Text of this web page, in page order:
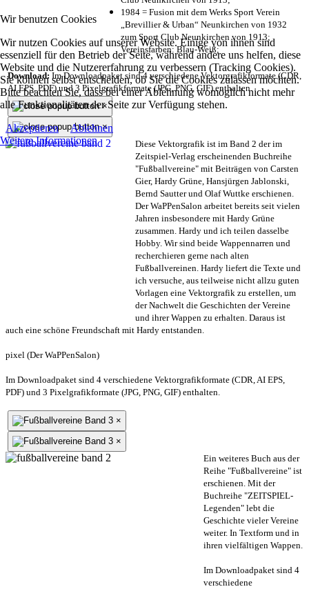
Wir benutzen Cookies
Wir nutzen Cookies auf unserer Website. Einige von ihnen sind
essenziell für den Betrieb der Seite, während andere uns helfen, diese
Website und die Nutzererfahrung zu verbessern (Tracking Cookies).
Sie können selbst entscheiden, ob Sie die Cookies zulassen möchten.
Bitte beachten Sie, dass bei einer Ablehnung womöglich nicht mehr
alle Funktionalitäten der Seite zur Verfügung stehen.
Akzeptieren
Ablehnen
Weitere Informationen
1984 = Fusion mit dem Werks Sport Verein
„Brevillier & Urban“ Neunkirchen von 1932
zum Sport Club Neunkirchen von 1913;
Vereinsfarben: Blau-Weiß;
Download: Im Downloadpaket sind 4 verschiedene Vektorgrafikformate (CDR,
AI EPS, PDF) und 3 Pixelgrafikformate (JPG, PNG, GIF) enthalten.
×
×
Diese Vektorgrafik ist im Band 2 der im
Zeitspiel-Verlag erscheinenden Buchreihe
"Fußballvereine" mit Beiträgen von Carsten
Gier, Hardy Grüne, Hansjürgen Jablonski,
Bernd Sautter und Olaf Wuttke erschienen.
Der WaPPenSalon arbeitet bereits seit vielen
Jahren insbesondere mit Hardy Grüne
zusammen. Hardy und ich teilen dasselbe
Hobby. Wir sind beide Wappennarren und
recherchieren gerne nach alten
Fußballvereinen. Hardy liefert die Texte und
ich versuche, aus teilweise nicht allzu guten
Vorlagen eine Vektorgrafik zu erstellen, um
der Nachwelt die Geschichten der Vereine
und ihrer Wappen zu erhalten. Daraus ist
auch eine schöne Freundschaft mit Hardy entstanden.
pixel (Der WaPPenSalon)
Im Downloadpaket sind 4 verschiedene Vektorgrafikformate (CDR, AI EPS,
PDF) und 3 Pixelgrafikformate (JPG, PNG, GIF) enthalten.
×
×
Ein weiteres Buch aus der
Reihe "Fußballvereine" ist
erschienen. Mit der
Buchreihe "ZEITSPIEL-
Legenden" lebt die
Geschichte vieler Vereine
weiter. In Textform und in
ihren vielfältigen Wappen.
Im Downloadpaket sind 4
verschiedene